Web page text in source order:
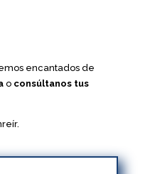
encantados de
o consúltanos tus